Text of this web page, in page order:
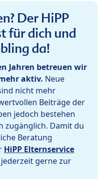
Der HiPP
für dich und
da!
Jahren betreuen wir
aktiv. Neue
nicht mehr
Beiträge der
jedoch bestehen
zugänglich. Damit du
Beratung
HiPP Elternservice
gerne zur